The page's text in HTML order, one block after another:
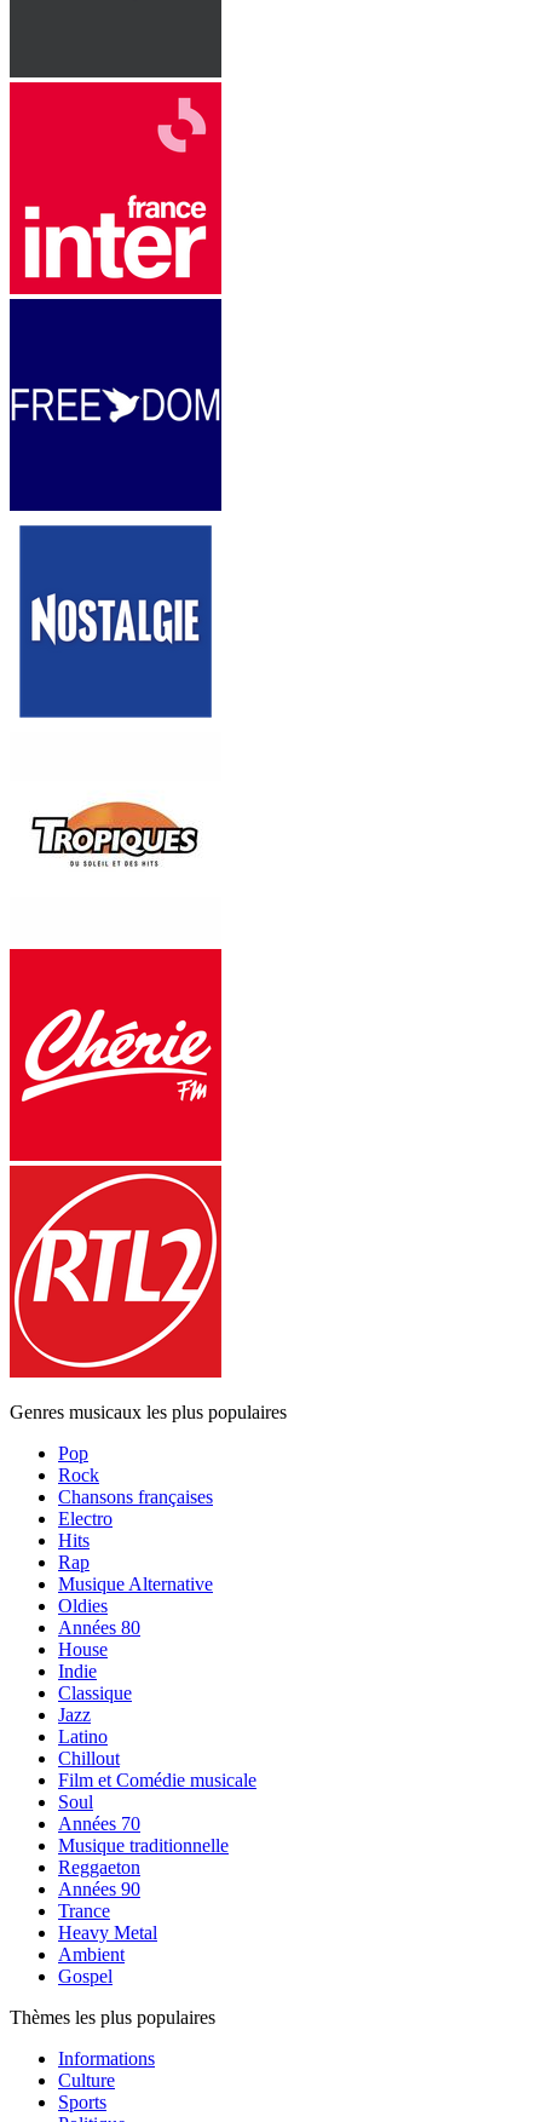
Genres musicaux les plus populaires
Pop
Rock
Chansons françaises
Electro
Hits
Rap
Musique Alternative
Oldies
Années 80
House
Indie
Classique
Jazz
Latino
Chillout
Film et Comédie musicale
Soul
Années 70
Musique traditionnelle
Reggaeton
Années 90
Trance
Heavy Metal
Ambient
Gospel
Thèmes les plus populaires
Informations
Culture
Sports